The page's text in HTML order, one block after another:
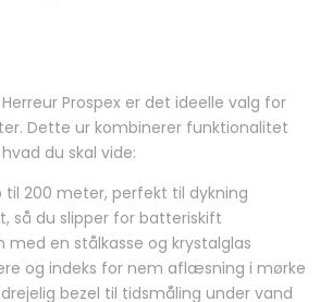
Herreur Prospex er det ideelle valg for
Dette ur kombinerer funktionalitet
du skal vide:
til 200 meter, perfekt til dykning
så du slipper for batteriskift
med en stålkasse og krystalglas
og indeks for nem aflæsning i mørke
bezel til tidsmåling under vand